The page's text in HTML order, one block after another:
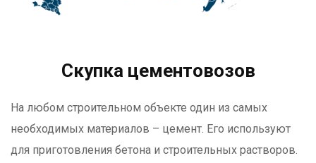
Скупка цементовозов
На любом строительном объекте один из самых
необходимых материалов – цемент. Его используют
для приготовления бетона и строительных растворов.